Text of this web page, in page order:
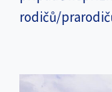
rodičů/